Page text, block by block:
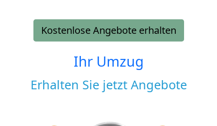
Kostenlose Angebote erhalten
Ihr Umzug
Erhalten Sie jetzt Angebote